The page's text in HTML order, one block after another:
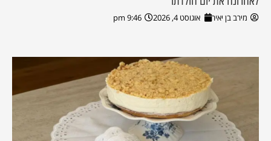
מירב בן יאיר אוגוסט 4, 2026 9:46 pm